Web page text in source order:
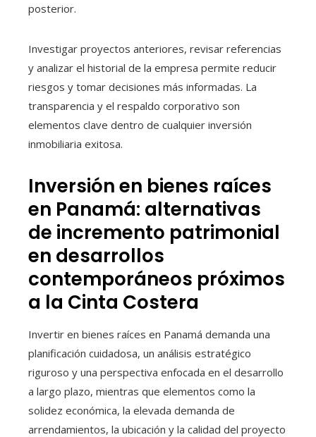
posterior.
Investigar proyectos anteriores, revisar referencias
y analizar el historial de la empresa permite reducir
riesgos y tomar decisiones más informadas. La
transparencia y el respaldo corporativo son
elementos clave dentro de cualquier inversión
inmobiliaria exitosa.
Inversión en bienes raíces
en Panamá: alternativas
de incremento patrimonial
en desarrollos
contemporáneos próximos
a la Cinta Costera
Invertir en bienes raíces en Panamá demanda una
planificación cuidadosa, un análisis estratégico
riguroso y una perspectiva enfocada en el desarrollo
a largo plazo, mientras que elementos como la
solidez económica, la elevada demanda de
arrendamientos, la ubicación y la calidad del proyecto